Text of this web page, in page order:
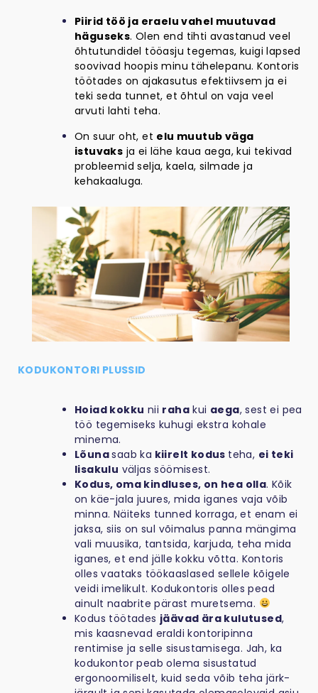
Piirid töö ja eraelu vahel muutuvad
häguseks. Olen end tihti avastanud veel
õhtutundidel tööasju tegemas, kuigi lapsed
soovivad hoopis minu tähelepanu. Kontoris
töötades on ajakasutus efektiivsem ja ei
teki seda tunnet, et õhtul on vaja veel
arvuti lahti teha.
On suur oht, et elu muutub väga
istuvaks ja ei lähe kaua aega, kui tekivad
probleemid selja, kaela, silmade ja
kehakaaluga.
KODUKONTORI PLUSSID
Hoiad kokku nii raha kui aega, sest ei pea
töö tegemiseks kuhugi ekstra kohale
minema.
Lõunasaab ka kiirelt kodus teha, ei teki
lisakulu väljas söömisest.
Kodus, oma kindluses, on hea olla. Kõik
on käe-jala juures, mida iganes vaja võib
minna. Näiteks tunned korraga, et enam ei
jaksa, siis on sul võimalus panna mängima
vali muusika, tantsida, karjuda, teha mida
iganes, et end jälle kokku võtta. Kontoris
olles vaataks töökaaslased sellele kõigele
veidi imelikult. Kodukontoris olles pead
ainult naabrite pärast muretsema.
Kodus töötades jäävad ära kulutused,
mis kaasnevad eraldi kontoripinna
rentimise ja selle sisustamisega. Jah, ka
kodukontor peab olema sisustatud
ergonoomiliselt, kuid seda võib teha järk-